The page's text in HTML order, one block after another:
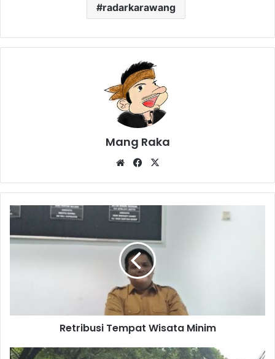
radarkarawang
Mang Raka
WebsiteFacebook
Retribusi
Wisata
Retribusi Tempat Wisata Minim
Mobil